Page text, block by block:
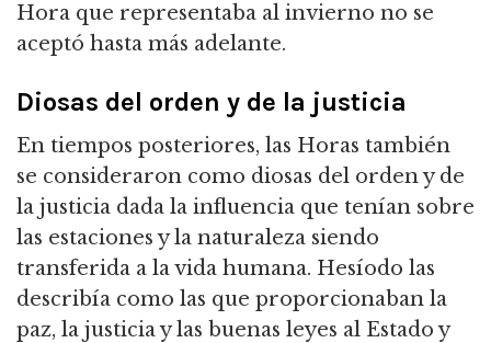
Hora que representaba al invierno no se
aceptó hasta más adelante.
Diosas del orden y de la justicia
En tiempos posteriores, las Horas también
se consideraron como diosas del orden y de
la justicia dada la influencia que tenían sobre
las estaciones y la naturaleza siendo
transferida a la vida humana. Hesíodo las
describía como las que proporcionaban la
paz, la justicia y las buenas leyes al Estado y